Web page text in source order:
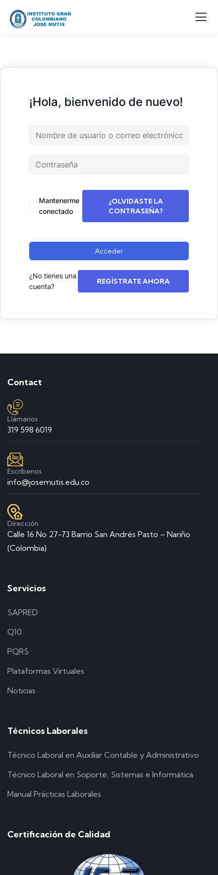
¡Hola, bienvenido de nuevo!
Mantenerme
conectado
¿OLVIDASTE LA
CONTRASEÑA?
Acceder
¿No tienes una
cuenta?
REGÍSTRATE AHORA
Contact
Llámanos
319 598 6019
Escríbenos
info@josemutis.edu.co
Dirección
Calle 16 No 27-73 Barrio San Andrés Pasto – Nariño
(Colombia)
Servicios
SAPRED
Q10
PQRS
Plataformas Virtuales
Noticias
Técnicos Laborales
Técnico Laboral en Auxiliar Contable y Administrativo
Técnico Laboral en Soporte, Sistemas e Informática
Manual Prácticas Laborales
Certificación de Calidad